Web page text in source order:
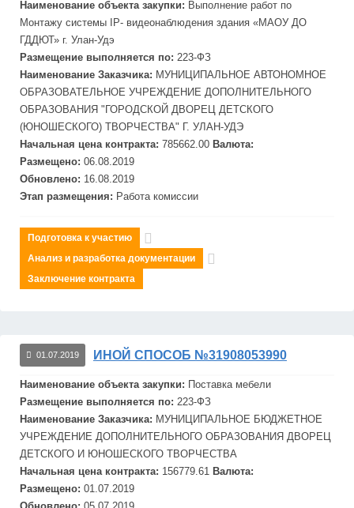
Наименование объекта закупки: Выполнение работ по
Монтажу системы IP- видеонаблюдения здания «МАОУ ДО
ГДДЮТ» г. Улан-Удэ
Размещение выполняется по: 223-ФЗ
Наименование Заказчика: МУНИЦИПАЛЬНОЕ АВТОНОМНОЕ
ОБРАЗОВАТЕЛЬНОЕ УЧРЕЖДЕНИЕ ДОПОЛНИТЕЛЬНОГО
ОБРАЗОВАНИЯ "ГОРОДСКОЙ ДВОРЕЦ ДЕТСКОГО
(ЮНОШЕСКОГО) ТВОРЧЕСТВА" Г. УЛАН-УДЭ
Начальная цена контракта: 785662.00 Валюта:
Размещено: 06.08.2019
Обновлено: 16.08.2019
Этап размещения: Работа комиссии
Подготовка к участию
Анализ и разработка документации
Заключение контракта
01.07.2019 ИНОЙ СПОСОБ №31908053990
Наименование объекта закупки: Поставка мебели
Размещение выполняется по: 223-ФЗ
Наименование Заказчика: МУНИЦИПАЛЬНОЕ БЮДЖЕТНОЕ
УЧРЕЖДЕНИЕ ДОПОЛНИТЕЛЬНОГО ОБРАЗОВАНИЯ ДВОРЕЦ
ДЕТСКОГО И ЮНОШЕСКОГО ТВОРЧЕСТВА
Начальная цена контракта: 156779.61 Валюта:
Размещено: 01.07.2019